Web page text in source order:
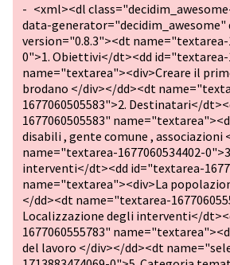
- <xml><dl
data-generator="decidim_awesome"
version="0.8.3"><dt name="textarea-
0">1. Obiettivi</dt><dd id="textarea-
name="textarea"><div>Creare il
brodano </div></dd><dt
1677060505583">2. Destinatari</
1677060505583"
disabili , gente comune , associazioni
name="textarea-1677060534402-
interventi</dt><dd id="textarea-
name="textarea"><div>La
</dd><dt name="textarea-
Localizzazione degli interventi</
1677060555783"
del lavoro </div></dd><dt